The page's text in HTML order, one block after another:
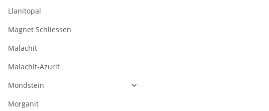
Llanitopal
Magnet Schliessen
Malachit
Malachit-Azurit
Mondstein
Morganit